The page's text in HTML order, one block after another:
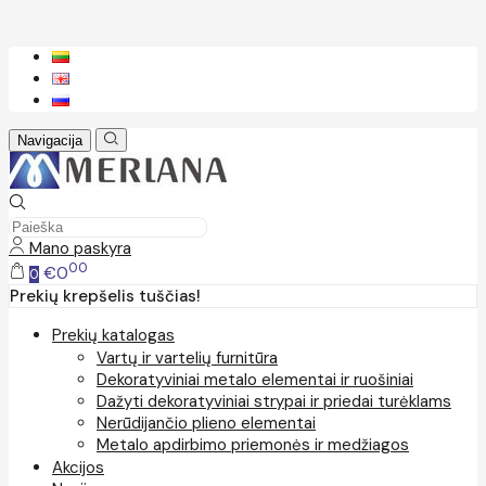
Navigacija
Mano paskyra
0 €000
Prekių krepšelis tuščias!
Prekių katalogas
Vartų ir vartelių furnitūra
Dekoratyviniai metalo elementai ir ruošiniai
Dažyti dekoratyviniai strypai ir priedai turėklams
Nerūdijančio plieno elementai
Metalo apdirbimo priemonės ir medžiagos
Akcijos